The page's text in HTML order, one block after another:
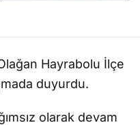
Hayrabolu İlçe
duyurdu.
olarak devam